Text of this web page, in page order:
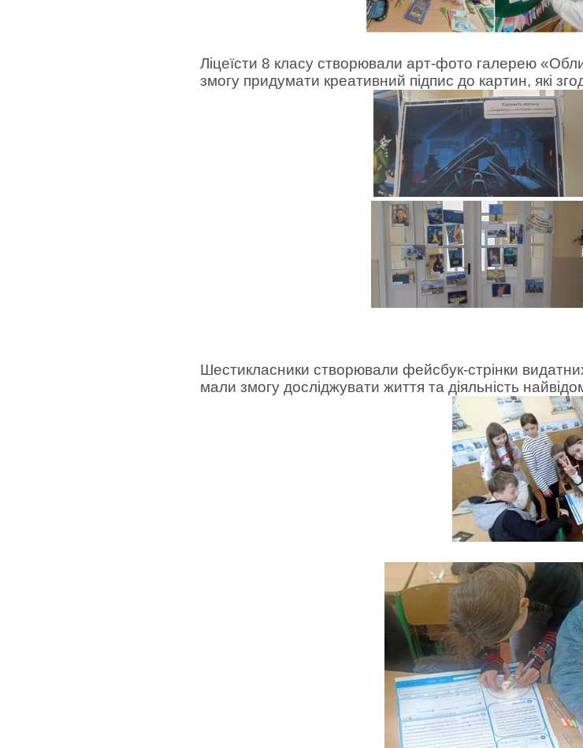
Ліцеїсти 8 класу створювали арт-фото галерею
змогу придумати креативний підпис до картин, які
Шестикласники створювали фейсбук-стрінки
мали змогу досліджувати життя та діяльність